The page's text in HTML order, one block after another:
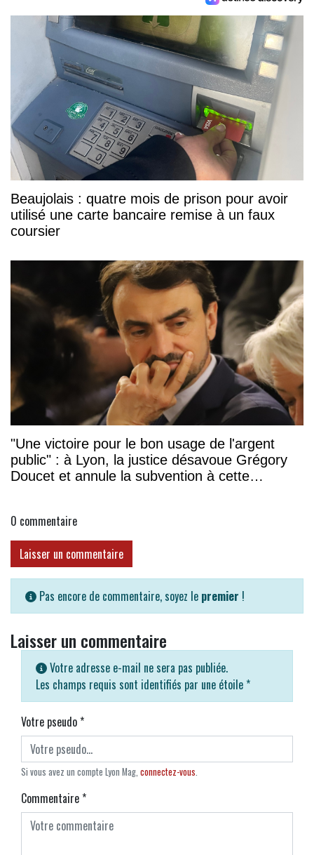
Beaujolais : quatre mois de prison pour avoir
utilisé une carte bancaire remise à un faux
coursier
"Une victoire pour le bon usage de l'argent
public" : à Lyon, la justice désavoue Grégory
Doucet et annule la subvention à cette
0 commentaire
Laisser un commentaire
Pas encore de commentaire, soyez le premier !
Laisser un commentaire
Votre adresse e-mail ne sera pas publiée.
Les champs requis sont identifiés par une étoile *
Votre pseudo*
Si vous avez un compte Lyon Mag, connectez-vous.
Commentaire*